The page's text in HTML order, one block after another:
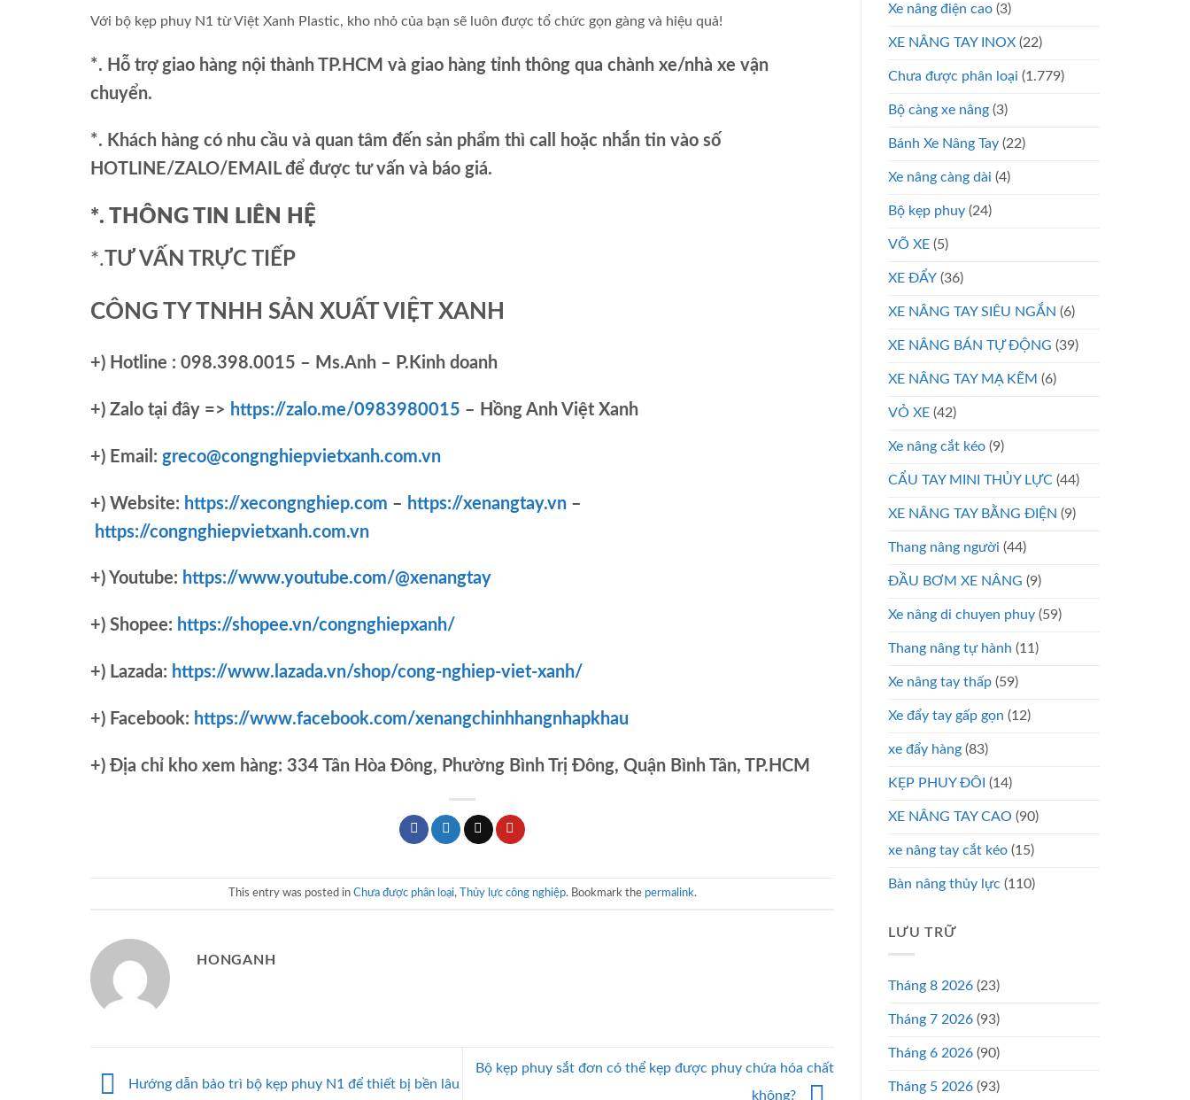
Với bộ kẹp phuy N1 từ Việt Xanh Plastic, kho nhỏ của bạn sẽ luôn được tổ chức gọn gàng và hiệu quả!
*. Hỗ trợ giao hàng nội thành TP.HCM và giao hàng tỉnh thông qua chành xe/nhà xe vận
chuyển.
*. Khách hàng có nhu cầu và quan tâm đến sản phẩm thì call hoặc nhắn tin vào số
HOTLINE/ZALO/EMAIL để được tư vấn và báo giá.
*. THÔNG TIN LIÊN HỆ
*.TƯ VẤN TRỰC TIẾP
CÔNG TY TNHH SẢN XUẤT VIỆT XANH
+) Hotline : 098.398.0015 – Ms.Anh – P.Kinh doanh
+) Zalo tại đây => https://zalo.me/0983980015 – Hồng Anh Việt Xanh
+) Email: greco@congnghiepvietxanh.com.vn
+) Website: https://xecongnghiep.com – https://xenangtay.vn –
https://congnghiepvietxanh.com.vn
+) Youtube: https://www.youtube.com/@xenangtay
+) Shopee: https://shopee.vn/congnghiepxanh/
+) Lazada: https://www.lazada.vn/shop/cong-nghiep-viet-xanh/
+) Facebook: https://www.facebook.com/xenangchinhhangnhapkhau
+) Địa chỉ kho xem hàng: 334 Tân Hòa Đông, Phường Bình Trị Đông, Quận Bình Tân, TP.HCM
This entry was posted in Chưa được phân loại, Thủy lực công nghiệp. Bookmark the permalink.
HONGANH
Hướng dẫn bảo trì bộ kẹp phuy N1 để thiết bị bền lâu
Bộ kẹp phuy sắt đơn có thể kẹp được phuy chứa hóa chất
không?
Xe nâng điện cao (3)
XE NÂNG TAY INOX (22)
Chưa được phân loại (1.779)
Bộ càng xe nâng (3)
Bánh Xe Nâng Tay (22)
Xe nâng càng dài (4)
Bộ kẹp phuy (24)
VÕ XE (5)
XE ĐẨY (36)
XE NÂNG TAY SIÊU NGẮN (6)
XE NÂNG BÁN TỰ ĐỘNG (39)
XE NÂNG TAY MẠ KẼM (6)
VỎ XE (42)
Xe nâng cắt kéo (9)
CẨU TAY MINI THỦY LỰC (44)
XE NÂNG TAY BẰNG ĐIỆN (9)
Thang nâng người (44)
ĐẦU BƠM XE NÂNG (9)
Xe nâng di chuyen phuy (59)
Thang nâng tự hành (11)
Xe nâng tay thấp (59)
Xe đẩy tay gấp gọn (12)
xe đẩy hàng (83)
KẸP PHUY ĐÔI (14)
XE NÂNG TAY CAO (90)
xe nâng tay cắt kéo (15)
Bàn nâng thủy lực (110)
LƯU TRỮ
Tháng 8 2026 (23)
Tháng 7 2026 (93)
Tháng 6 2026 (90)
Tháng 5 2026 (93)